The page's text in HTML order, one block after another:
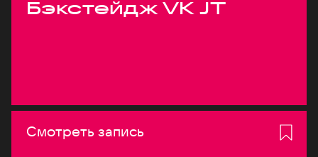
Бэкстейдж VK JT
Смотреть запись